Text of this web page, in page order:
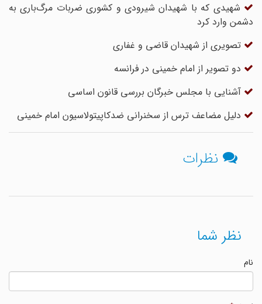
شهیدی که با شهیدان شیرودی و کشوری ضربات مرگ‌باری به
دشمن وارد کرد
تصویری از شهیدان قاضی و غفاری
دو تصویر از امام خمینی در فرانسه
آشنایی با مجلس خبرگان بررسى قانون اساسى
دلیل مضاعف ترس از سخنرانی ضدکاپیتولاسیون امام خمینی
نظرات
نظر شما